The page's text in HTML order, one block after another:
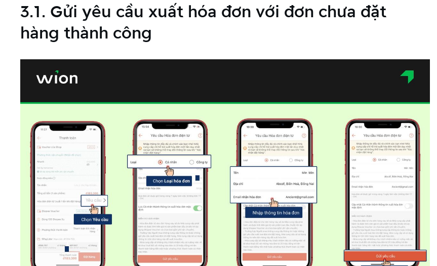
3.1. Gửi yêu cầu xuất hóa đơn với đơn chưa đặt
hàng thành công